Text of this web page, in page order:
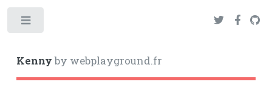
Kennyby webplayground.fr